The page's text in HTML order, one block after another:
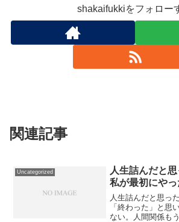
shakaifukkiをフォロー
関連記事
Uncategorized
人生詰んだと思
私が最初にやっ
人生詰んだと思っ
「終わった」と思
ない。人間関係も